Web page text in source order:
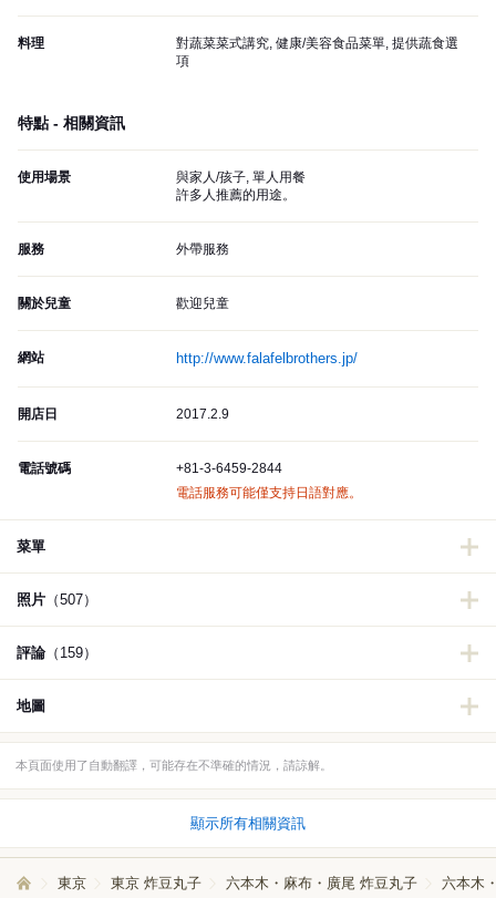
料理
對蔬菜菜式講究, 健康/美容食品菜單, 提供蔬食選
項
特點 - 相關資訊
使用場景
與家人/孩子, 單人用餐
許多人推薦的用途。
服務 外帶服務
關於兒童 歡迎兒童
網站 http://www.falafelbrothers.jp/
開店日 2017.2.9
電話號碼
+81-3-6459-2844
電話服務可能僅支持日語對應。
菜單
照片 （507）
評論 （159）
地圖
本頁面使用了自動翻譯，可能存在不準確的情況，請諒解。
顯示所有相關資訊
東京 東京 炸豆丸子 六本木・麻布・廣尾 炸豆丸子 六本木